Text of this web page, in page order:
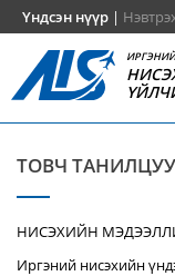
Үндсэн нүүр |
ТОВЧ
НИСЭХИЙН
Иргэний нисэхийн